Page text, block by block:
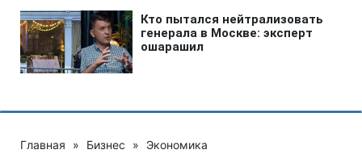
Главная » Бизнес » Экономика